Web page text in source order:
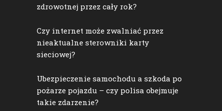
zdrowotnej przez cały rok?
Czy internet może zwalniać przez
nieaktualne sterowniki karty
sieciowej?
Ubezpieczenie samochodu a szkoda po
pożarze pojazdu – czy polisa obejmuje
takie zdarzenie?